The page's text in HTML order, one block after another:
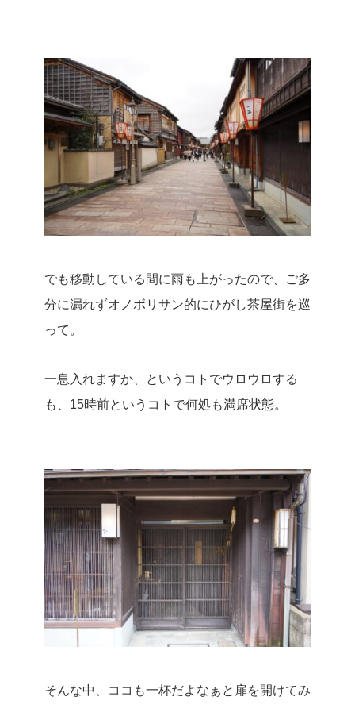
でも移動している間に雨も上がったので、ご多
分に漏れずオノボリサン的にひがし茶屋街を巡
って。
一息入れますか、というコトでウロウロする
も、15時前というコトで何処も満席状態。
そんな中、ココも一杯だよなぁと扉を開けてみ